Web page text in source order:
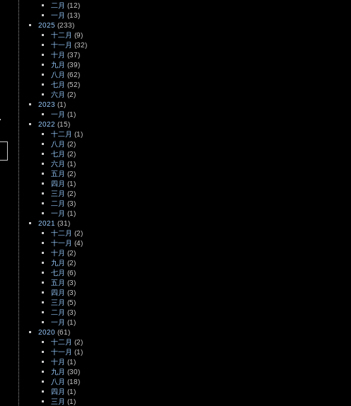
二月 (12)
一月 (13)
2025(233)
十二月 (9)
十一月 (32)
十月 (37)
九月 (39)
八月 (62)
七月 (52)
六月 (2)
2023 (1)
一月 (1)
2022 (15)
十二月 (1)
八月 (2)
七月 (2)
六月 (1)
五月 (2)
四月 (1)
三月 (2)
二月 (3)
一月 (1)
2021 (31)
十二月 (2)
十一月 (4)
十月 (2)
九月 (2)
七月 (6)
五月 (3)
四月 (3)
三月 (5)
二月 (3)
一月 (1)
2020(61)
十二月 (2)
十一月 (1)
十月 (1)
九月 (30)
八月 (18)
四月 (1)
三月 (1)